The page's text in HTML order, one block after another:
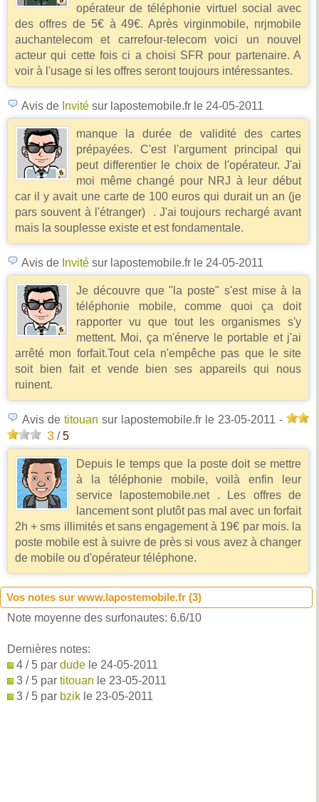
opérateur de téléphonie virtuel social avec
des offres de 5€ à 49€. Après virginmobile, nrjmobile
auchantelecom et carrefour-telecom voici un nouvel
acteur qui cette fois ci a choisi SFR pour partenaire. A
voir à l'usage si les offres seront toujours intéressantes.
Avis de Invité sur lapostemobile.fr le 24-05-2011
manque la durée de validité des cartes
prépayées. C'est l'argument principal qui
peut differentier le choix de l'opérateur. J'ai
moi même changé pour NRJ à leur début
car il y avait une carte de 100 euros qui durait un an (je
pars souvent à l'étranger) . J'ai toujours rechargé avant
mais la souplesse existe et est fondamentale.
Avis de Invité sur lapostemobile.fr le 24-05-2011
Je découvre que "la poste" s'est mise à la
téléphonie mobile, comme quoi ça doit
rapporter vu que tout les organismes s'y
mettent. Moi, ça m'énerve le portable et j'ai
arrêté mon forfait.Tout cela n'empêche pas que le site
soit bien fait et vende bien ses appareils qui nous
ruinent.
Avis de titouan sur lapostemobile.fr le 23-05-2011 -
3 /5
Depuis le temps que la poste doit se mettre
à la téléphonie mobile, voilà enfin leur
service lapostemobile.net . Les offres de
lancement sont plutôt pas mal avec un forfait
2h + sms illimités et sans engagement à 19€ par mois. la
poste mobile est à suivre de près si vous avez à changer
de mobile ou d'opérateur téléphone.
Vos notes sur www.lapostemobile.fr (3)
Note moyenne des surfonautes: 6.6/10
Dernières notes:
4 / 5 par dude le 24-05-2011
3 / 5 par titouan le 23-05-2011
3 / 5 par bzik le 23-05-2011